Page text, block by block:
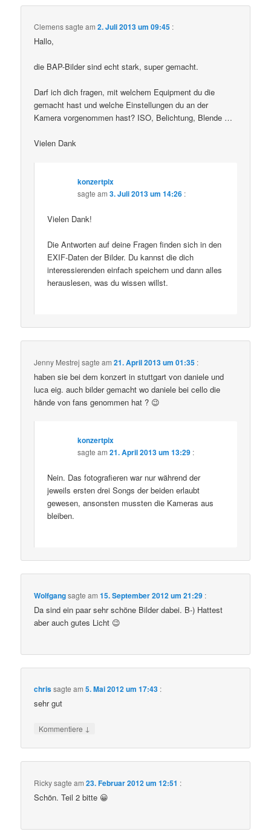
Clemenssagte am2. Juli 2013 um 09:45 :
Hallo,
die BAP-Bilder sind echt stark, super gemacht.
Darf ich dich fragen, mit welchem Equipment du die
gemacht hast und welche Einstellungen du an der
Kamera vorgenommen hast? ISO, Belichtung, Blende …
Vielen Dank
konzertpix
sagte am3. Juli 2013 um 14:26 :
Vielen Dank!
Die Antworten auf deine Fragen finden sich in den
EXIF-Daten der Bilder. Du kannst die dich
interessierenden einfach speichern und dann alles
herauslesen, was du wissen willst.
Jenny Mestrej sagte am21. April 2013 um 01:35 :
haben sie bei dem konzert in stuttgart von daniele und
luca eig. auch bilder gemacht wo daniele bei cello die
hände von fans genommen hat ? 😉
konzertpix
sagte am21. April 2013 um 13:29 :
Nein. Das fotografieren war nur während der
jeweils ersten drei Songs der beiden erlaubt
gewesen, ansonsten mussten die Kameras aus
bleiben.
Wolfgangsagte am15. September 2012 um 21:29 :
Da sind ein paar sehr schöne Bilder dabei. B-) Hattest
aber auch gutes Licht 😉
chrissagte am5. Mai 2012 um 17:43 :
sehr gut
Kommentiere ↓
Rickysagte am23. Februar 2012 um 12:51 :
Schön. Teil 2 bitte 😀